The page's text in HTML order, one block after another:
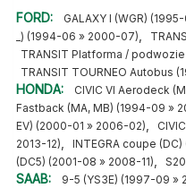
FORD: GALAXY I (WGR)
_) (1994-06 » 2000-07)
TRANSIT Platforma /
TRANSIT TOURNEO Autobus
HONDA: CIVIC VI Aerodeck
Fastback (MA, MB) (1994-09 »
EV) (2000-01 » 2006-02)
2013-12)
INTEGRA coupe
(DC5) (2001-08 » 2008-11)
SAAB: 9-5 (YS3E) (1997-09 »